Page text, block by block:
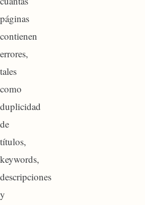
páginas
contienen
errores,
tales
como
duplicidad
de
títulos,
keywords,
descripciones
y